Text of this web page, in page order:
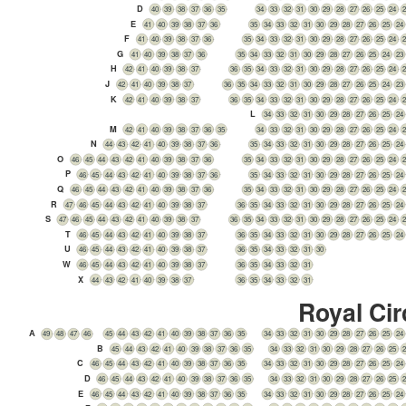
24
25
26
27
28
29
30
31
32
33
34
35
36
37
38
39
40
D
24
25
26
27
28
29
30
31
32
33
34
35
36
37
38
39
40
41
E
24
25
26
27
28
29
30
31
32
33
34
35
36
37
38
39
40
41
F
23
24
25
26
27
28
29
30
31
32
33
34
35
36
37
38
39
40
41
G
24
25
26
27
28
29
30
31
32
33
34
35
36
37
38
39
40
41
42
H
23
24
25
26
27
28
29
30
31
32
33
34
35
36
37
38
39
40
41
42
J
24
25
26
27
28
29
30
31
32
33
34
35
36
37
38
39
40
41
42
K
24
25
26
27
28
29
30
31
32
33
34
L
24
25
26
27
28
29
30
31
32
33
34
35
36
37
38
39
40
41
42
M
24
25
26
27
28
29
30
31
32
33
34
35
36
37
38
39
40
41
42
43
44
N
24
25
26
27
28
29
30
31
32
33
34
35
36
37
38
39
40
41
42
43
44
45
46
O
24
25
26
27
28
29
30
31
32
33
34
35
36
37
38
39
40
41
42
43
44
45
46
P
24
25
26
27
28
29
30
31
32
33
34
35
36
37
38
39
40
41
42
43
44
45
46
Q
24
25
26
27
28
29
30
31
32
33
34
35
36
37
38
39
40
41
42
43
44
45
46
47
R
24
25
26
27
28
29
30
31
32
33
34
35
36
37
38
39
40
41
42
43
44
45
46
47
S
24
25
26
27
28
29
30
31
32
33
34
35
36
37
38
39
40
41
42
43
44
45
46
T
30
31
32
33
34
35
36
37
38
39
40
41
42
43
44
45
46
U
31
32
33
34
35
36
37
38
39
40
41
42
43
44
45
46
W
31
32
33
34
35
36
37
38
39
40
41
42
43
44
X
Royal
24
25
26
27
28
29
30
31
32
33
34
35
36
37
38
39
40
41
42
43
44
45
46
47
48
49
A
25
26
27
28
29
30
31
32
33
34
35
36
37
38
39
40
41
42
43
44
45
B
24
25
26
27
28
29
30
31
32
33
34
35
36
37
38
39
40
41
42
43
44
45
46
C
25
26
27
28
29
30
31
32
33
34
35
36
37
38
39
40
41
42
43
44
45
46
D
24
25
26
27
28
29
30
31
32
33
34
35
36
37
38
39
40
41
42
43
44
45
46
E